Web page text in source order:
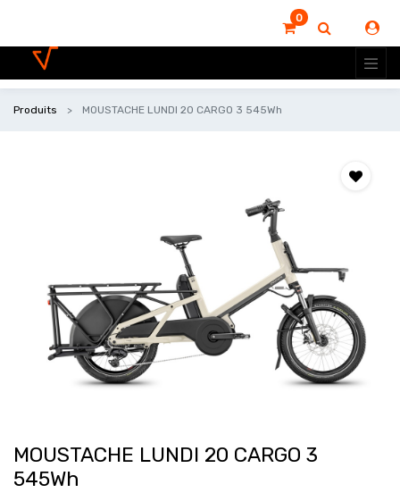
0
Produits MOUSTACHE LUNDI 20 CARGO 3 545Wh
MOUSTACHE LUNDI 20 CARGO 3
545Wh